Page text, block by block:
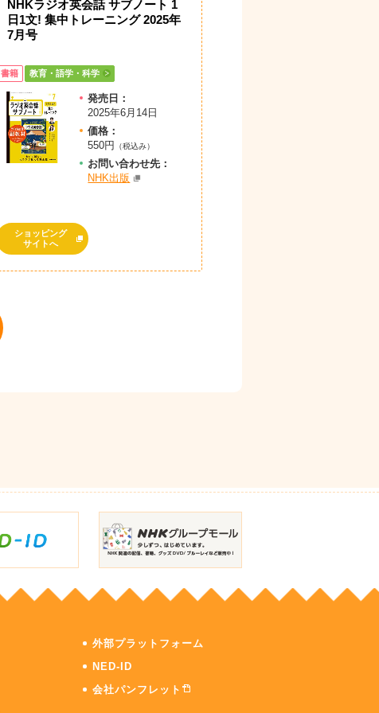
NHKラジオ英会話 サブノート 1
日1文! 集中トレーニング 2025年
7月号
書籍 教育・語学・科学
発売日：
2025年6月14日
価格：
550円
（税込み）
お問い合わせ先：
NHK出版
ショッピング
サイトへ
外部プラットフォーム
NED-ID
会社パンフレット